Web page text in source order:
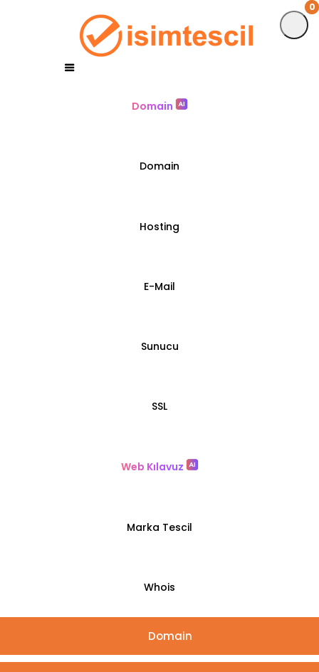
0
Domain
Domain
Hosting
E-Mail
Sunucu
SSL
Web Kılavuz
Marka Tescil
Whois
Domain
0